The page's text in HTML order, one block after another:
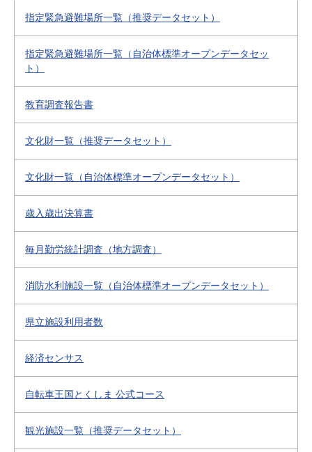
指定緊急避難場所一覧（推奨データセット）
指定緊急避難場所一覧（自治体標準オープンデータセッ
ト）
教育調査報告書
文化財一覧（推奨データセット）
文化財一覧（自治体標準オープンデータセット）
歳入歳出決算書
毎月勤労統計調査（地方調査）
消防水利施設一覧（自治体標準オープンデータセット）
県立施設利用者数
経済センサス
自転車王国とくしま 公式コース
観光施設一覧（推奨データセット）